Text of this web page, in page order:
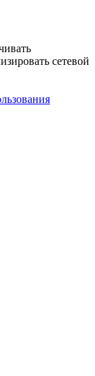
сетевой